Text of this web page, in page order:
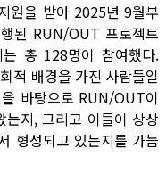
원을 받아 2025년 9월부
된 RUN/OUT 프로젝트
총 128명이 참여했다.
적 배경을 가진 사람들일
바탕으로 RUN/OUT이
지, 그리고 이들이 상상
형성되고 있는지를 가늠